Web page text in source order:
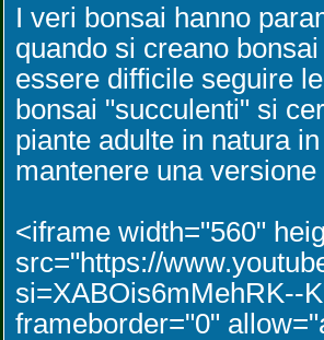
I veri bonsai hanno
quando si creano
essere difficile seguire
bonsai "succulenti" si
piante adulte in natura
mantenere una
<iframe width="560"
src="https://
si=XABOis6mMehRK--
frameborder="0"